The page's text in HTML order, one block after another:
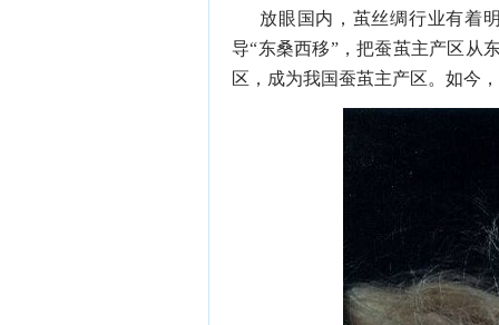
放眼国内，茧丝绸行业有着
导“东桑西移”，把蚕茧主产区从
区，成为我国蚕茧主产区。如今